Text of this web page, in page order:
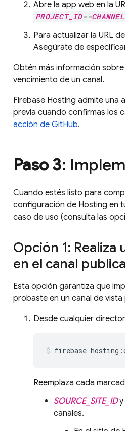
Abre la app web en la
PROJECT_ID--
Para actualizar la URL
Asegúrate de
Obtén más información sobre
vencimiento de un canal.
Firebase Hosting admite una
previa cuando confirmas los
acción de GitHub.
Paso 3:
Cuando estés listo para
configuración de Hosting en
caso de uso (consulta las
Opción 1:
en el canal
Esta opción garantiza que
probaste en un canal de
Desde cualquier
firebase
Reemplaza cada
SOURCE_SITE_IDy
canales.